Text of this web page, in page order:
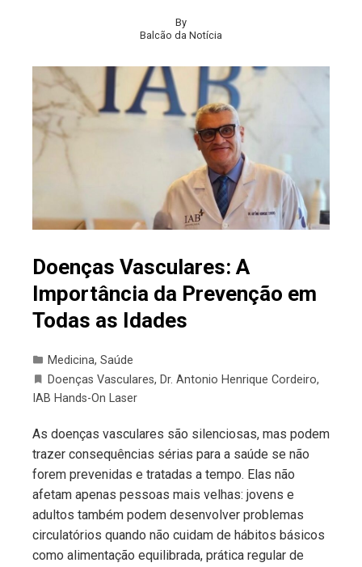
By
Balcão da Notícia
Doenças Vasculares: A
Importância da Prevenção em
Todas as Idades
Medicina, Saúde
Doenças Vasculares, Dr. Antonio Henrique Cordeiro,
IAB Hands-On Laser
As doenças vasculares são silenciosas, mas podem
trazer consequências sérias para a saúde se não
forem prevenidas e tratadas a tempo. Elas não
afetam apenas pessoas mais velhas: jovens e
adultos também podem desenvolver problemas
circulatórios quando não cuidam de hábitos básicos
como alimentação equilibrada, prática regular de